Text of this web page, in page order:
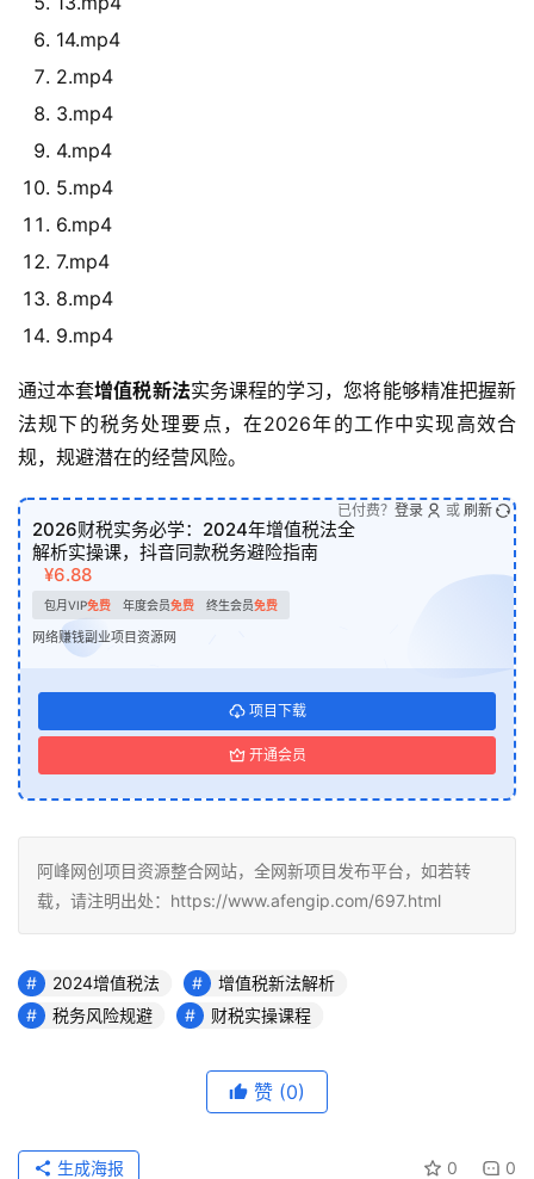
14.mp4
2.mp4
3.mp4
4.mp4
5.mp4
6.mp4
7.mp4
8.mp4
9.mp4
通过本套增值税新法实务课程的学习，您将能够精准把握新
法规下的税务处理要点，在2026年的工作中实现高效合
规，规避潜在的经营风险。
2026财税实务必学：2024年增值税法全
解析实操课，抖音同款税务避险指南
¥6.88
包月VIP免费 年度会员免费 终生会员免费
网络赚钱副业项目资源网
项目下载
开通会员
已付费？ 登录 或 刷新
阿峰网创项目资源整合网站，全网新项目发布平台，如若转
载，请注明出处：https://www.afengip.com/697.html
2024增值税法
增值税新法解析
税务风险规避
财税实操课程
赞 (0)
0 0
生成海报